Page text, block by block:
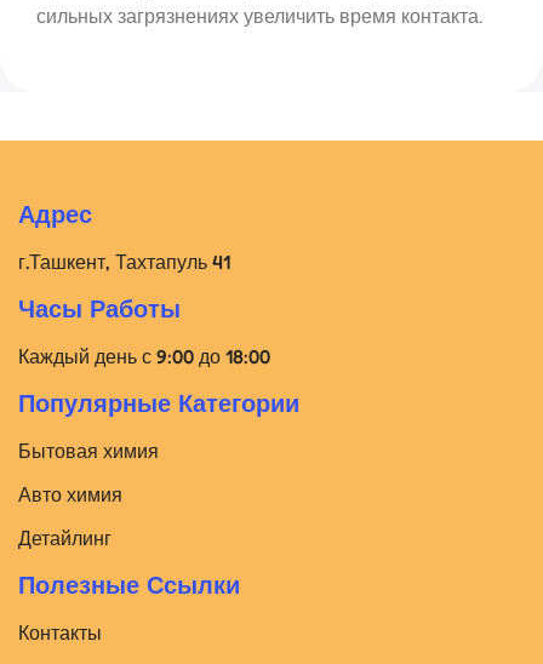
сильных загрязнениях увеличить время контакта.
Адрес
г.Ташкент, Тахтапуль 41
Часы Работы
Каждый день с 9:00 до 18:00
Популярные Категории
Бытовая химия
Авто химия
Детайлинг
Полезные Ссылки
Контакты